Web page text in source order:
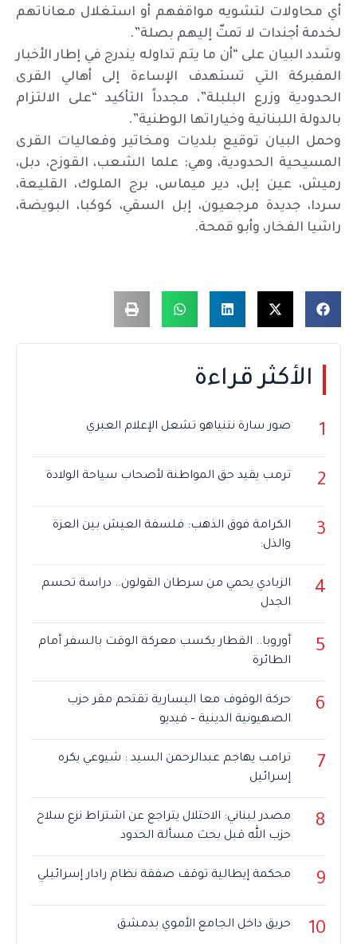
أي محاولات لتشويه مواقفهم أو استغلال معاناتهم
لخدمة أجندات لا تمتّ إليهم بصلة”.
وشدد البيان على “أن ما يتم تداوله يندرج في إطار الأخبار
المفبركة التي تستهدف الإساءة إلى أهالي القرى
الحدودية وزرع البلبلة”، مجدداً التأكيد “على الالتزام
بالدولة اللبنانية وخياراتها الوطنية”.
وحمل البيان توقيع بلديات ومخاتير وفعاليات القرى
المسيحية الحدودية، وهي: علما الشعب، القوزح، دبل،
رميش، عين إبل، دير ميماس، برج الملوك، القليعة،
سردا، جديدة مرجعيون، إبل السقي، كوكبا، البويضة،
راشيا الفخار، وأبو قمحة.
الأكثر قراءة
1 صور سارة نتنياهو تشعل الإعلام العبري
2 ترمب يقيد حق المواطنة لأصحاب سياحة الولادة
3
الكرامة فوق الذهب: فلسفة العيش بين العزة
والذل:
4
الزبادي يحمي من سرطان القولون.. دراسة تحسم
الجدل
5
أوروبا.. القطار يكسب معركة الوقت بالسفر أمام
الطائرة
6
حركة الوقوف معا اليسارية تقتحم مقر حزب
الصهيونية الدينية – فيديو
7
ترامب يهاجم عبدالرحمن السيد : شيوعي يكره
إسرائيل
8
مصدر لبناني: الاحتلال يتراجع عن اشتراط نزع سلاح
حزب الله قبل بحث مسألة الحدود
9 محكمة إيطالية توقف صفقة نظام رادار إسرائيلي
10 حريق داخل الجامع الأموي بدمشق